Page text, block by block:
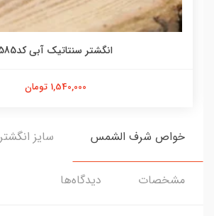
انگشتر سنتاتیک آبی کد585
1,540,000 تومان
خواص شرف الشمس سایز انگشتر
مشخصات دیدگاه‌ها